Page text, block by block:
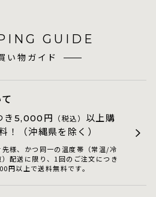
GUIDE
い物ガイド
き 5,000 円 （税込） 以上購
！（沖縄県を除く）
先様、かつ同一の温度帯（常温/冷
配送に限り、1回のご注文につき
円以上で送料無料です。